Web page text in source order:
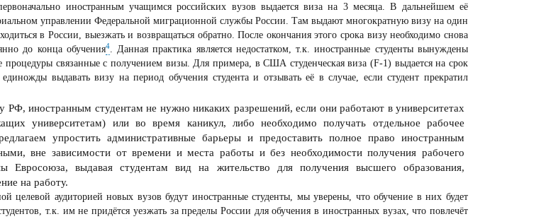
иностранным учащимся российских вузов выдается виза на 3 месяца. В дальнейшем её
управлении Федеральной миграционной службы России. Там выдают многократную визу на один
в России, выезжать и возвращаться обратно. После окончания этого срока визу необходимо снова
до конца обучения4. Данная практика является недостатком, т.к. иностранные студенты вынуждены
процедуры связанные с получением визы. Для примера, в США студенческая виза(F-1) выдается на срок
выдавать визу на период обучения студента и отзывать её в случае, если студент прекратил
РФ, иностранным студентам не нужно никаких разрешений, если они работают в университетах
университетам) или во время каникул, либо необходимо получать отдельное рабочее
упростить административные барьеры и предоставить полное право иностранным
вне зависимости от времени и места работы и без необходимости получения рабочего
Евросоюза, выдавая студентам вид на жительство для получения высшего образования,
на работу.
целевой аудиторией новых вузов будут иностранные студенты, мы уверены, что обучение в них будет
т.к. им не придётся уезжать за пределы России для обучения в иностранных вузах, что повлечёт